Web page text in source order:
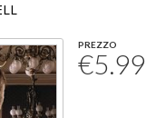
PREZZO
€5.99